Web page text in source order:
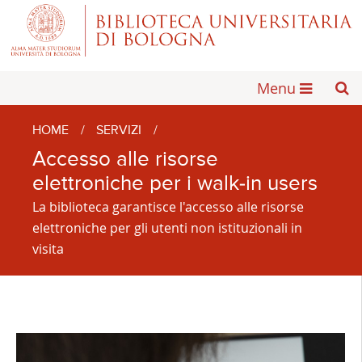
Menu
HOME / SERVIZI /
Accesso alle risorse
elettroniche per i walk-in users
La biblioteca garantisce l'accesso alle risorse
elettroniche per gli utenti non istituzionali in
visita